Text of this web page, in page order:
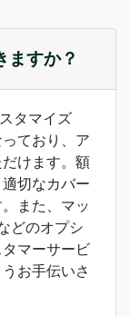
ますか？
タマイズ
ており、ア
けます。額
切なカバー
また、マッ
どのオプシ
マーサービ
お手伝いさ